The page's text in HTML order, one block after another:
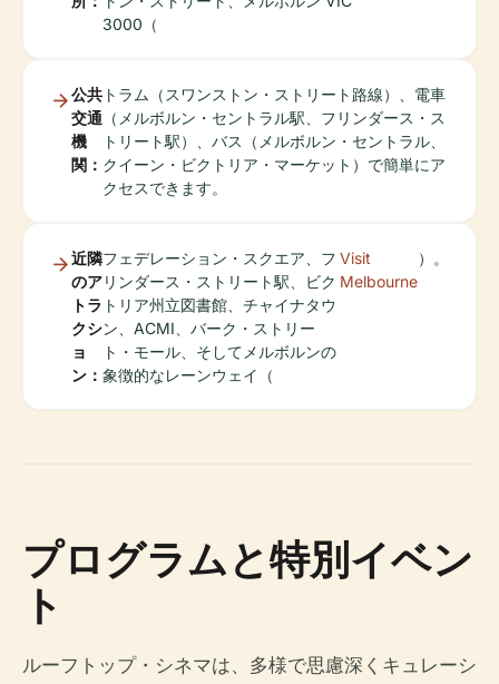
3000（
公共
交通
機
関：
トラム（スワンストン・ストリート路線）、電車
（メルボルン・セントラル駅、フリンダース・ス
トリート駅）、バス（メルボルン・セントラル、
クイーン・ビクトリア・マーケット）で簡単にア
クセスできます。
近隣
のア
トラ
クシ
ョ
ン：
フェデレーション・スクエア、フ
リンダース・ストリート駅、ビク
トリア州立図書館、チャイナタウ
ン、ACMI、バーク・ストリー
ト・モール、そしてメルボルンの
象徴的なレーンウェイ（
Visit
Melbourne
）。
プログラムと特別イベン
ト
ルーフトップ・シネマは、多様で思慮深くキュレーシ